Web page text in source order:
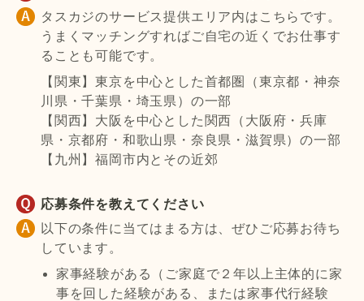
タスカジのサービス提供エリア内はこちらです。
うまくマッチングすればご自宅の近くでお仕事す
ることも可能です。
【関東】東京を中心とした首都圏（東京都・神奈
川県・千葉県・埼玉県）の一部
【関西】大阪を中心とした関西（大阪府・兵庫
県・京都府・和歌山県・奈良県・滋賀県）の一部
【九州】福岡市内とその近郊
応募条件を教えてください
以下の条件に当てはまる方は、ぜひご応募お待ち
しています。
家事経験がある（ご家庭で２年以上主体的に家
事を回した経験がある、または家事代行経験